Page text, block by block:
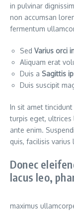
in pulvinar
non accumsan
fermentum
Sed Varius orci
Aliquam erat
Duis a Sagittis
Duis suscipit
In sit amet
turpis eget, ultrices
ante enim.
quis, facilisis
Donec
lacus leo,
maximus